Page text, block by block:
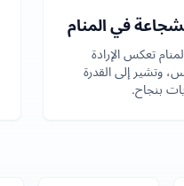
في المنام
تعكس الإرادة
وتشير إلى القدرة
بنجاح.